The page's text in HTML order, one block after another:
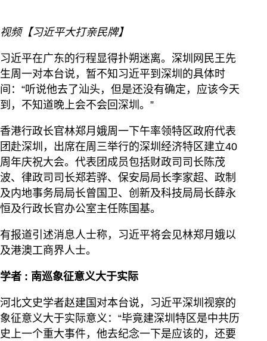
视频【习近平大打亲民牌】
习近平在广东的行程显得扑朔迷离。深圳网民王先
生周一对本台说，暂不知习近平到深圳的具体时
间：“听说他去了汕头，但是还没有确定，应该今天
到，不知道晚上会不会回深圳。”
香港行政长官林郑月娥周一下午率领特区政府代表
团赴深圳，出席在周三举行的深圳经济特区建立40
周年庆祝大会。代表团成员包括财政司司长陈茂
波、律政司司长郑若骅、保安局局长李家超、政制
及内地事务局局长曾国卫、创新及科技局局长薛永
恒及行政长官办公室主任陈国基。
有报道引述消息人士称，习近平将会见林郑月娥以
及港澳工商界人士。
学者 : 南巡象征意义大于实际
河北文史学者赵建国对本台说，习近平深圳视察的
象征意义大于实际意义：“毕竟建深圳特区是中共历
史上一个重大事件，他去纪念一下是应该的，还要